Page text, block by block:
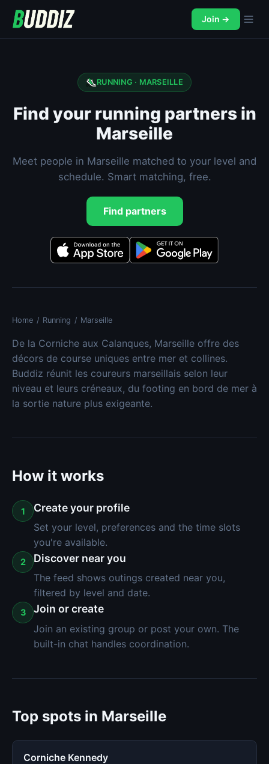
Join →
RUNNING · MARSEILLE
Find your running partners in
Marseille
Meet people in Marseille matched to your level and
schedule. Smart matching, free.
Find partners
Home / Running / Marseille
De la Corniche aux Calanques, Marseille offre des
décors de course uniques entre mer et collines.
Buddiz réunit les coureurs marseillais selon leur
niveau et leurs créneaux, du footing en bord de mer à
la sortie nature plus exigeante.
How it works
1 Create your profile
Set your level, preferences and the time slots
you're available.
2 Discover near you
The feed shows outings created near you,
filtered by level and date.
3 Join or create
Join an existing group or post your own. The
built-in chat handles coordination.
Top spots in Marseille
Corniche Kennedy